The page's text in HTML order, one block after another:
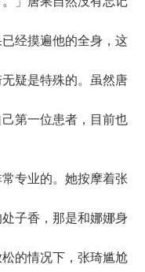
经摸遍他的全身，这
疑是特殊的。虽然唐
第一位患者，目前也
专业的。她按摩着张
子香，那是和娜娜身
的情况下，张琦尴尬